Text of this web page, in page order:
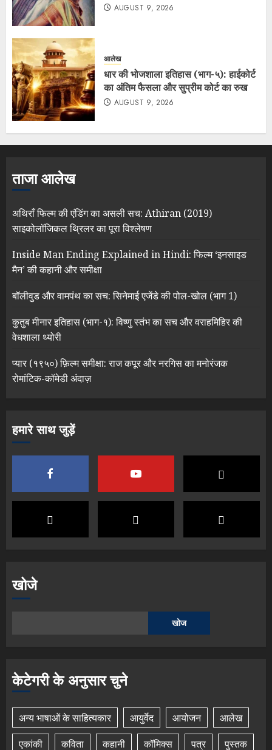
AUGUST 9, 2026
आलेख
धार की भोजशाला इतिहास (भाग-५): हाईकोर्ट
का अंतिम फैसला और सुप्रीम कोर्ट का रुख
AUGUST 9, 2026
ताजा आलेख
अथिराँ फिल्म की एंडिंग का असली सच: Athiran (2019)
साइकोलॉजिकल थ्रिलर का पूरा विश्लेषण
Inside Man Ending Explained in Hindi: फिल्म ‘इनसाइड
मैन’ की कहानी और समीक्षा
बॉलीवुड और वामपंथ का सच: सिनेमाई एजेंडे की पोल-खोल (भाग 1)
कुतुब मीनार इतिहास (भाग-१): विष्णु स्तंभ का सच और वराहमिहिर की
वेधशाला थ्योरी
प्यार (१९५०) फ़िल्म समीक्षा: राज कपूर और नरगिस का मनोरंजक
रोमांटिक-कॉमेडी अंदाज़
हमारे साथ जुड़ें
खोजे
खोज
केटेगरी के अनुसार चुने
अन्य भाषाओं के साहित्यकार आयुर्वेद आयोजन
आलेख
एकांकी
कविता कहानी कॉमिक्स पत्र पुस्तक